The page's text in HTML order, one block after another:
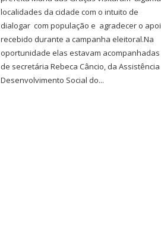
localidades da cidade com o intuito de
dialogar com população e agradecer o
recebido durante a campanha eleitoral.Na
oportunidade elas estavam acompanhadas
de secretária Rebeca Câncio, da
Desenvolvimento Social do...